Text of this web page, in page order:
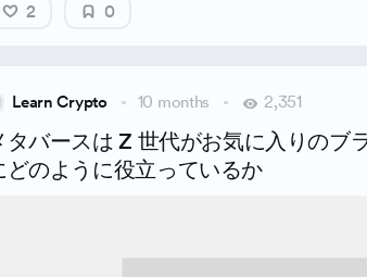
2 0
Learn Crypto 10 months 2,351
タバースは Z 世代がお気に入りのブ
どのように役立っているか